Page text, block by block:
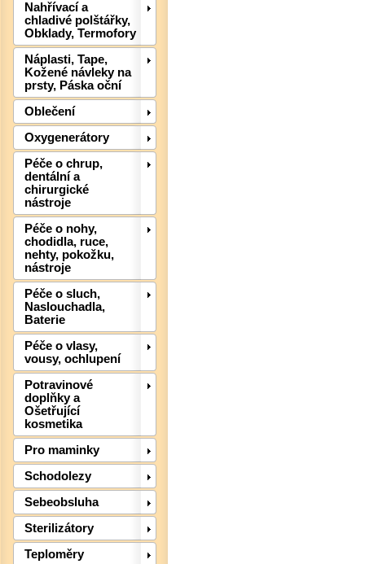
Nahřívací a
chladivé polštářky,
Obklady, Termofory
Náplasti, Tape,
Kožené návleky na
prsty, Páska oční
Oblečení
Oxygenerátory
Péče o chrup,
dentální a
chirurgické
nástroje
Péče o nohy,
chodidla, ruce,
nehty, pokožku,
nástroje
Péče o sluch,
Naslouchadla,
Baterie
Péče o vlasy,
vousy, ochlupení
Potravinové
doplňky a
Ošetřující
kosmetika
Pro maminky
Schodolezy
Sebeobsluha
Sterilizátory
Teploměry